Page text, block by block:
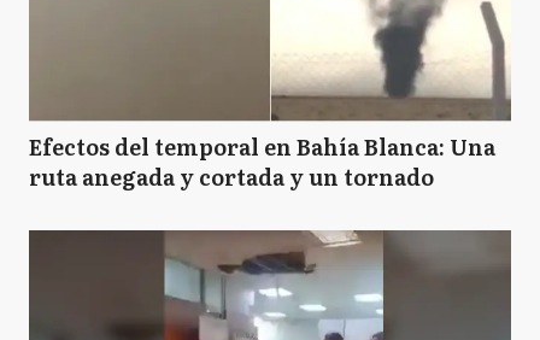
Efectos del temporal en Bahía Blanca: Una
ruta anegada y cortada y un tornado